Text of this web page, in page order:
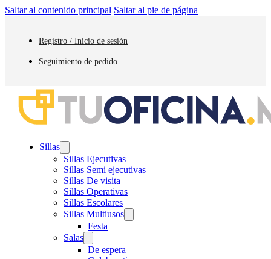
Saltar al contenido principal Saltar al pie de página
Registro / Inicio de sesión
Seguimiento de pedido
Sillas
Sillas Ejecutivas
Sillas Semi ejecutivas
Sillas De visita
Sillas Operativas
Sillas Escolares
Sillas Multiusos
Festa
Salas
De espera